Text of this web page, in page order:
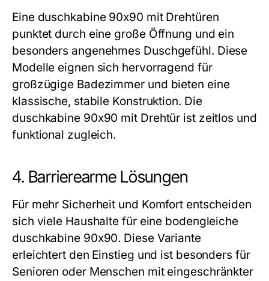
Eine duschkabine 90x90 mit Drehtüren
punktet durch eine große Öffnung und ein
besonders angenehmes Duschgefühl. Diese
Modelle eignen sich hervorragend für
großzügige Badezimmer und bieten eine
klassische, stabile Konstruktion. Die
duschkabine 90x90 mit Drehtür ist zeitlos und
funktional zugleich.
4. Barrierearme Lösungen
Für mehr Sicherheit und Komfort entscheiden
sich viele Haushalte für eine bodengleiche
duschkabine 90x90. Diese Variante
erleichtert den Einstieg und ist besonders für
Senioren oder Menschen mit eingeschränkter